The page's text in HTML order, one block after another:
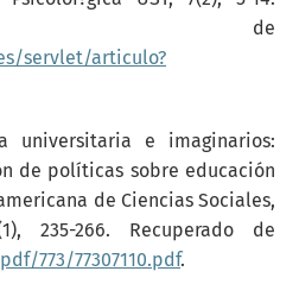
de
servlet/articulo?
universitaria e imaginarios:
de políticas sobre educación
de Ciencias Sociales,
235-266. Recuperado de
773/77307110.pdf.